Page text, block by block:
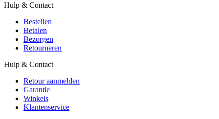
Hulp & Contact
Bestellen
Betalen
Bezorgen
Retourneren
Hulp & Contact
Retour aanmelden
Garantie
Winkels
Klantenservice